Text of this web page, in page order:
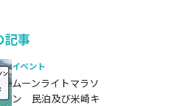
記事
イベント
ムーンライトマラソ
ン 民泊及び米崎キ